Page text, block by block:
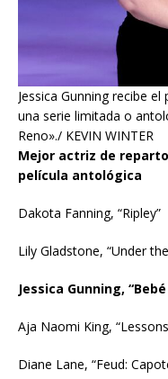
Jessica Gunning recibe
una serie limitada o
Reno»./ KEVIN WINTER
Mejor actriz de
película antológica
Dakota Fanning, “Ripley”
Lily Gladstone, “Under the
Jessica Gunning, “Bebé
Aja Naomi King,
Diane Lane, “Feud: